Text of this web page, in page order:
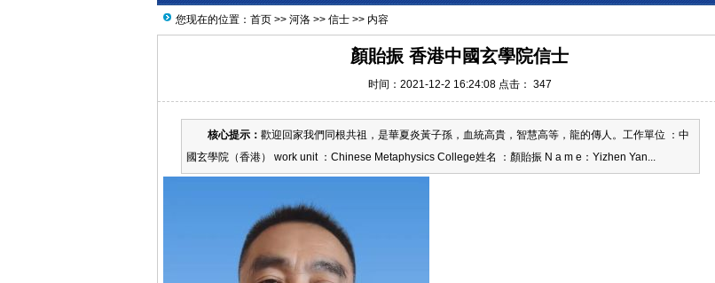
您现在的位置： 首页 >> 河洛 >> 信士 >> 内容
顏貽振 香港中國玄學院信士
时间：2021-12-2 16:24:08 点击： 347
核心提示： 歡迎回家我們同根共祖，是華夏炎黃子孫，血統高貴，智慧高等，龍的傳人。工作單位 ：中
國玄學院（香港） work unit ：Chinese Metaphysics College姓名 ：顏貽振 N a m e：Yizhen Yan...